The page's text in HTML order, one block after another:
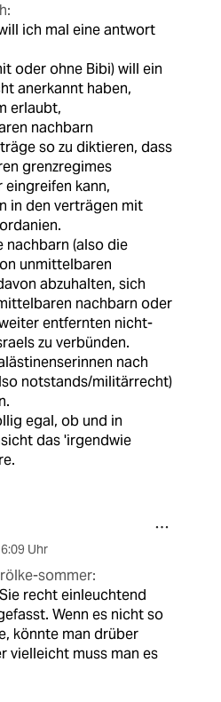
ich mal eine antwort
oder ohne Bibi) will ein
anerkannt haben,
erlaubt,
nachbarn
so zu diktieren, dass
grenzregimes
kann,
in den verträgen mit
nachbarn (also die
unmittelbaren
abzuhalten, sich
nachbarn oder
entfernten nicht-
zu verbünden.
nach
notstands/militärrecht)
egal, ob und in
das 'irgendwie
Uhr
sommer:
recht einleuchtend
Wenn es nicht so
könnte man drüber
vielleicht muss man es